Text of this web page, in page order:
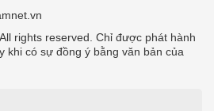
rights reserved. Chỉ được phát hành
khi có sự đồng ý bằng văn bản của